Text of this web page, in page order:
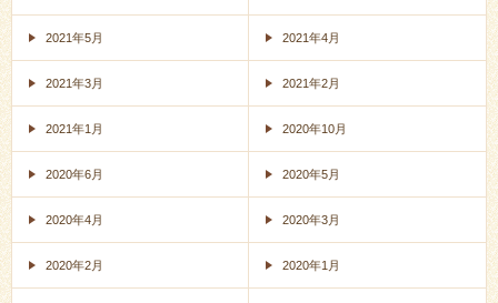
2021年5月 2021年4月
2021年3月 2021年2月
2021年1月 2020年10月
2020年6月 2020年5月
2020年4月 2020年3月
2020年2月 2020年1月